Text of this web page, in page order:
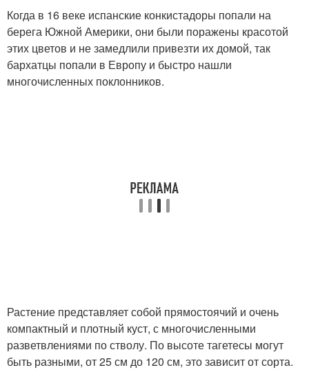
Когда в 16 веке испанские конкистадоры попали на
берега Южной Америки, они были поражены красотой
этих цветов и не замедлили привезти их домой, так
бархатцы попали в Европу и быстро нашли
многочисленных поклонников.
Растение представляет собой прямостоячий и очень
компактный и плотный куст, с многочисленными
разветвлениями по стволу. По высоте тагетесы могут
быть разными, от 25 см до 120 см, это зависит от сорта.